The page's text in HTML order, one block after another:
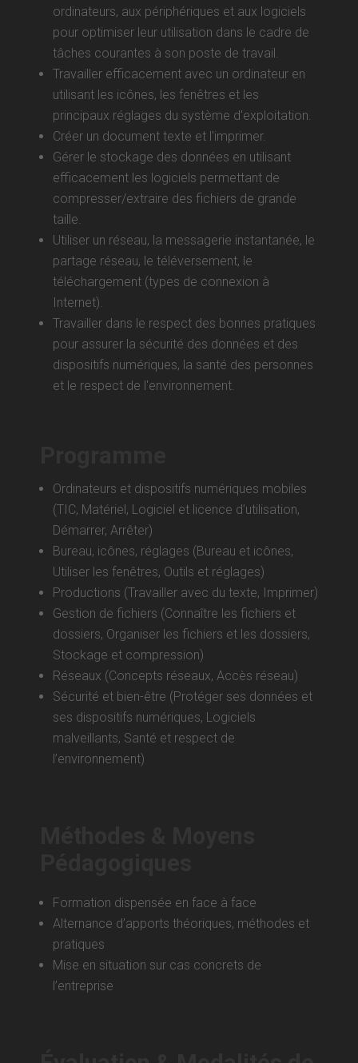
ordinateurs, aux périphériques et aux logiciels
pour optimiser leur utilisation dans le cadre de
tâches courantes à son poste de travail.
Travailler efficacement avec un ordinateur en
utilisant les icônes, les fenêtres et les
principaux réglages du système d'exploitation.
Créer un document texte et l'imprimer.
Gérer le stockage des données en utilisant
efficacement les logiciels permettant de
compresser/extraire des fichiers de grande
taille.
Utiliser un réseau, la messagerie instantanée, le
partage réseau, le téléversement, le
téléchargement (types de connexion à
Internet).
Travailler dans le respect des bonnes pratiques
pour assurer la sécurité des données et des
dispositifs numériques, la santé des personnes
et le respect de l'environnement.
Ordinateurs et dispositifs numériques mobiles
(TIC, Matériel, Logiciel et licence d’utilisation,
Démarrer, Arrêter)
Bureau, icônes, réglages (Bureau et icônes,
Utiliser les fenêtres, Outils et réglages)
Productions (Travailler avec du texte, Imprimer)
Gestion de fichiers (Connaître les fichiers et
dossiers, Organiser les fichiers et les dossiers,
Stockage et compression)
Réseaux (Concepts réseaux, Accès réseau)
Sécurité et bien-être (Protéger ses données et
ses dispositifs numériques, Logiciels
malveillants, Santé et respect de
l’environnement)
Formation dispensée en face à face
Alternance d’apports théoriques, méthodes et
pratiques
Mise en situation sur cas concrets de
l’entreprise